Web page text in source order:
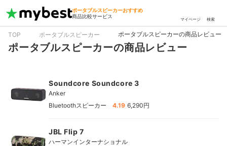
ポータブルスピーカーおすすめ
商品比較サービス
マイページ 検索
TOP ポータブルスピーカー ポータブルスピーカーの商品レビュー
ポータブルスピーカーの商品レビュー
Soundcore Soundcore 3
Anker
Bluetoothスピーカー
4.19 6,290円
JBL Flip 7
ハーマンインターナショナル